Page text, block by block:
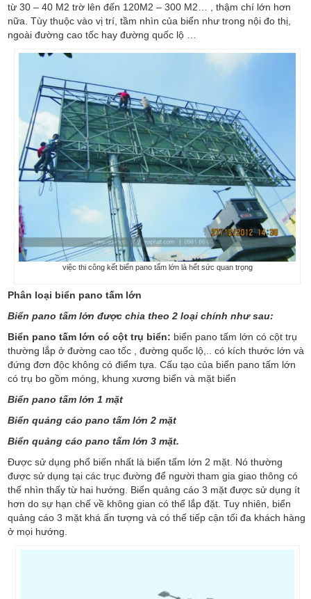
từ 30 – 40 M2 trờ lên đến 120M2 – 300 M2… , thậm chí lớn hơn
nữa. Tùy thuộc vào vị trí, tầm nhìn của biển như trong nội đo thị,
ngoài đường cao tốc hay đường quốc lộ …
việc thi công kết biển pano tấm lớn là hết sức quan trọng
Phân loại biển pano tấm lớn
Biển pano tấm lớn được chia theo 2 loại chính như sau:
Biển pano tấm lớn có cột trụ biển: biển pano tấm lớn có cột trụ
thường lắp ở đường cao tốc , đường quốc lộ,.. có kích thước lớn và
đứng đơn độc không có điểm tựa. Cấu tạo của biển pano tấm lớn
có trụ bo gồm móng, khung xương biển và mặt biển
Biển pano tấm lớn 1 mặt
Biển quảng cáo pano tấm lớn 2 mặt
Biển quảng cáo pano tấm lớn 3 mặt.
Được sử dụng phổ biến nhất là biển tấm lớn 2 mặt. Nó thường
được sử dụng tại các trục đường để người tham gia giao thông có
thể nhìn thấy từ hai hướng. Biển quảng cáo 3 mặt được sử dụng ít
hơn do sự hạn chế về không gian có thể lắp đặt. Tuy nhiên, biển
quảng cáo 3 mặt khá ấn tượng và có thể tiếp cận tối đa khách hàng
ở mọi hướng.